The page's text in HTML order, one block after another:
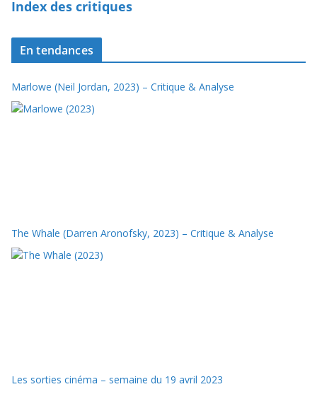
Index des critiques
En tendances
Marlowe (Neil Jordan, 2023) – Critique & Analyse
The Whale (Darren Aronofsky, 2023) – Critique & Analyse
Les sorties cinéma – semaine du 19 avril 2023